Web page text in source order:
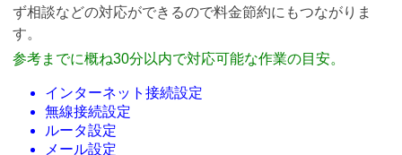
ず相談などの対応ができるので料金節約にもつながりま
す。
参考までに概ね30分以内で対応可能な作業の目安。
インターネット接続設定
無線接続設定
ルータ設定
メール設定